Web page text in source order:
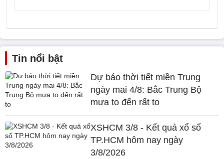
Tin nổi bật
Dự báo thời tiết miền Trung
ngày mai 4/8: Bắc Trung Bộ
mưa to đến rất to
XSHCM 3/8 - Kết quả xổ số
TP.HCM hôm nay ngày
3/8/2026